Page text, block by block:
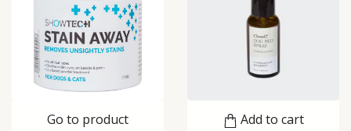
Go to product Add to cart